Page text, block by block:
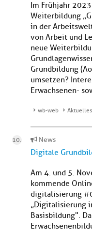
Im Frühjahr
Weiterbildung
in der
von Arbeit und
neue
Grundbildung
umsetzen?
Erwachsenen-
wb-web Aktuelles
News
Digitale
Am 4. und 5.
kommende
digitalisierung
„Digitalisierung
Basisbildung".